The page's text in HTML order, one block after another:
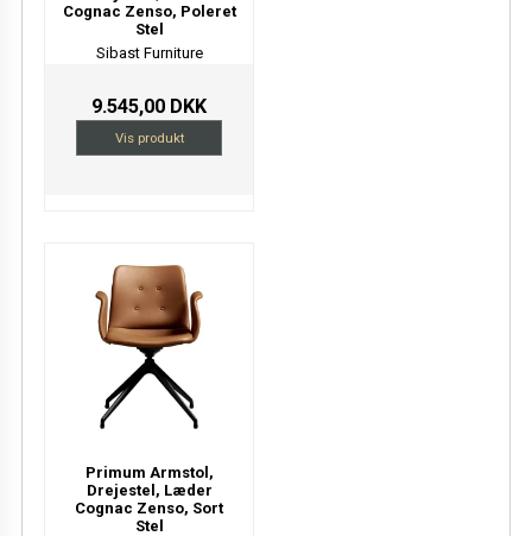
Cognac Zenso, Poleret
Stel
Sibast Furniture
9.545,00 DKK
Vis produkt
Primum Armstol,
Drejestel, Læder
Cognac Zenso, Sort
Stel